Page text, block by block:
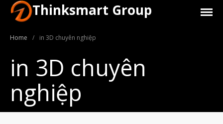
Trang Chủ
Thinksmart Group
Home / in 3D chuyên nghiệp
in 3D chuyên
nghiệp